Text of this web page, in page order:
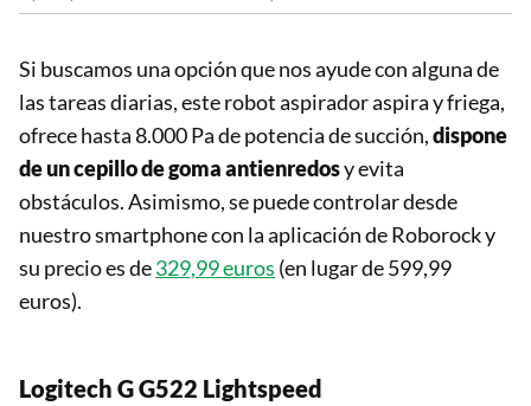
Si buscamos una opción que nos ayude con alguna de
las tareas diarias, este robot aspirador aspira y friega,
ofrece hasta 8.000 Pa de potencia de succión,dispone
de un cepillo de goma antienredosy evita
obstáculos. Asimismo, se puede controlar desde
nuestro smartphone con la aplicación de Roborock y
su precio es de329,99 euros (en lugar de 599,99
euros).
Logitech G G522 Lightspeed